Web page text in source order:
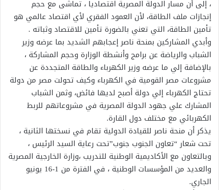
، إلى أن مسار الدولة المصرية اقتصاديا ، تماشى مع حجم
إنجازات ملف الطاقة، لأن العمود الفقري لأي اقتصاد عالمي هو
تأمين الطاقة، التي تعني بالضورة تأمين للاقتصاد وثباته .
وأبدي المشاركين بمنحة ناصر إعجابهم الشديد بما عرضه وزير
الشباب والرياضة عن برامج وأنشطة الوزارة وحجم المشاركة ،
بالإضافة إلي ما عرضه وزير الكهرباء والطاقة المتجددة عن
مشروعات مصر القومية في الكهرباء وكيف تحولت مصر من دولة
تحتاج الكهرباء إلي دولة أصبح لديها فائض، وثمن الشباب
المشارك علي جهود الدولة المصرية في مشروعاتهم للربط
الكهربائي مع مختلف دول القارة.
يذكر أن منحة ناصر للقيادة الدولية تقام في نسختها الثانية ،
تحت شعار “تعاون الجنوب جنوب”تحت رعاية السيد الرئيس ،
وبالتعاون مع الأكاديمية الوطنية للتدريب ،وزارة الخارجية المصرية
والعديد من المؤسسات الوطنية ، في الفترة من 1-16 يونيو
الجاري.